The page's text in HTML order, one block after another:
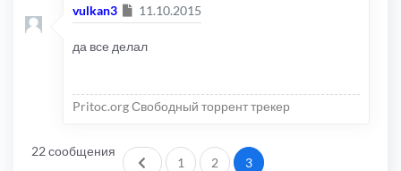
vulkan3 Сообщение
11.10.2015
да все делал
Pritoc.org Свободный торрент трекер
22 сообщения
Пред.1 2 3